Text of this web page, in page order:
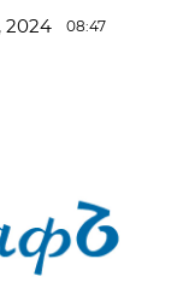
2024 08:47